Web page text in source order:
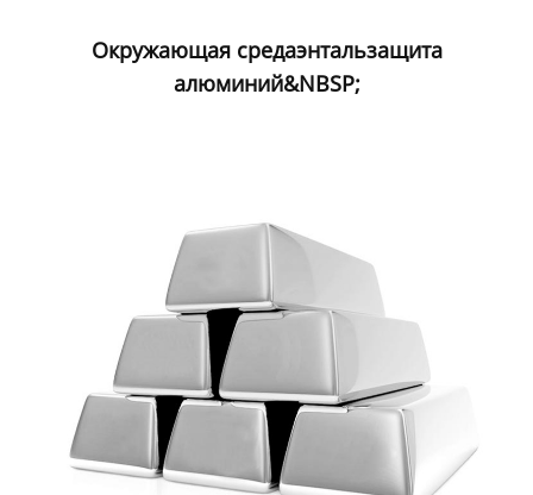
Окружающая средаэнтальзащита
алюминий&NBSP;